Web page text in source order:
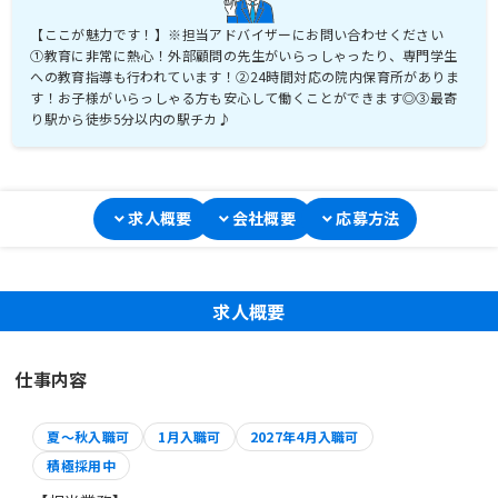
【ここが魅力です！】※担当アドバイザーにお問い合わせください
①教育に非常に熱心！外部顧問の先生がいらっしゃったり、専門学生
への教育指導も行われています！②24時間対応の院内保育所がありま
す！お子様がいらっしゃる方も安心して働くことができます◎③最寄
り駅から徒歩5分以内の駅チカ♪
求人概要 会社概要 応募方法
求人概要
仕事内容
夏～秋入職可 1月入職可
2027年4月入職可
積極採用中